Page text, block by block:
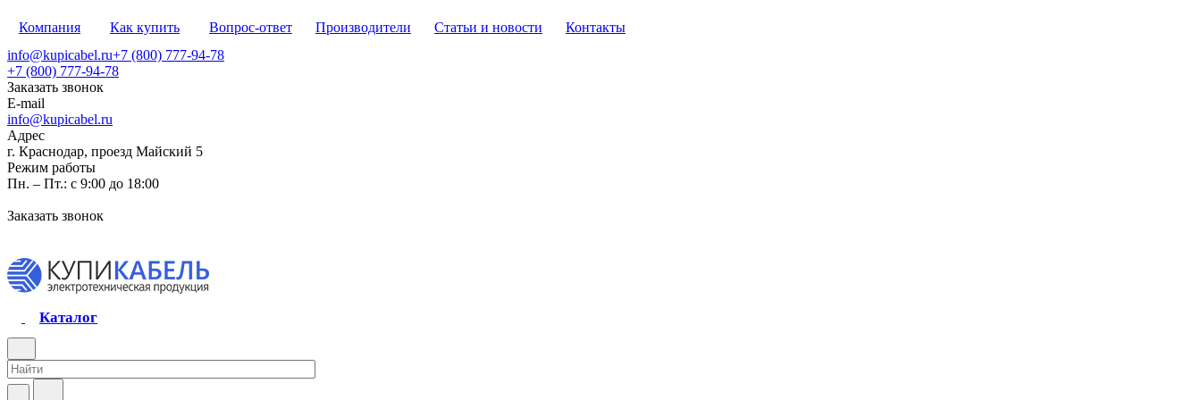
Компания Как купить Вопрос-ответ Производители Статьи и новости
Контакты
info@kupicabel.ru+7 (800) 777-94-78
+7 (800) 777-94-78
Заказать звонок
E-mail
info@kupicabel.ru
Адрес
г. Краснодар, проезд Майский 5
Режим работы
Пн. – Пт.: с 9:00 до 18:00
Заказать звонок
Каталог